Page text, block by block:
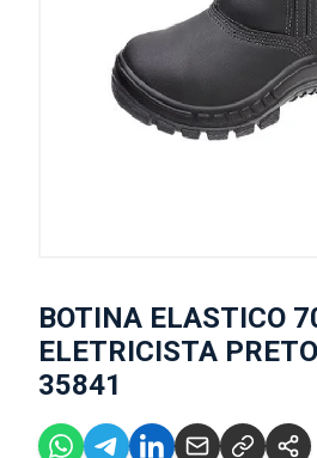
BOTINA ELASTICO
ELETRICISTA
35841